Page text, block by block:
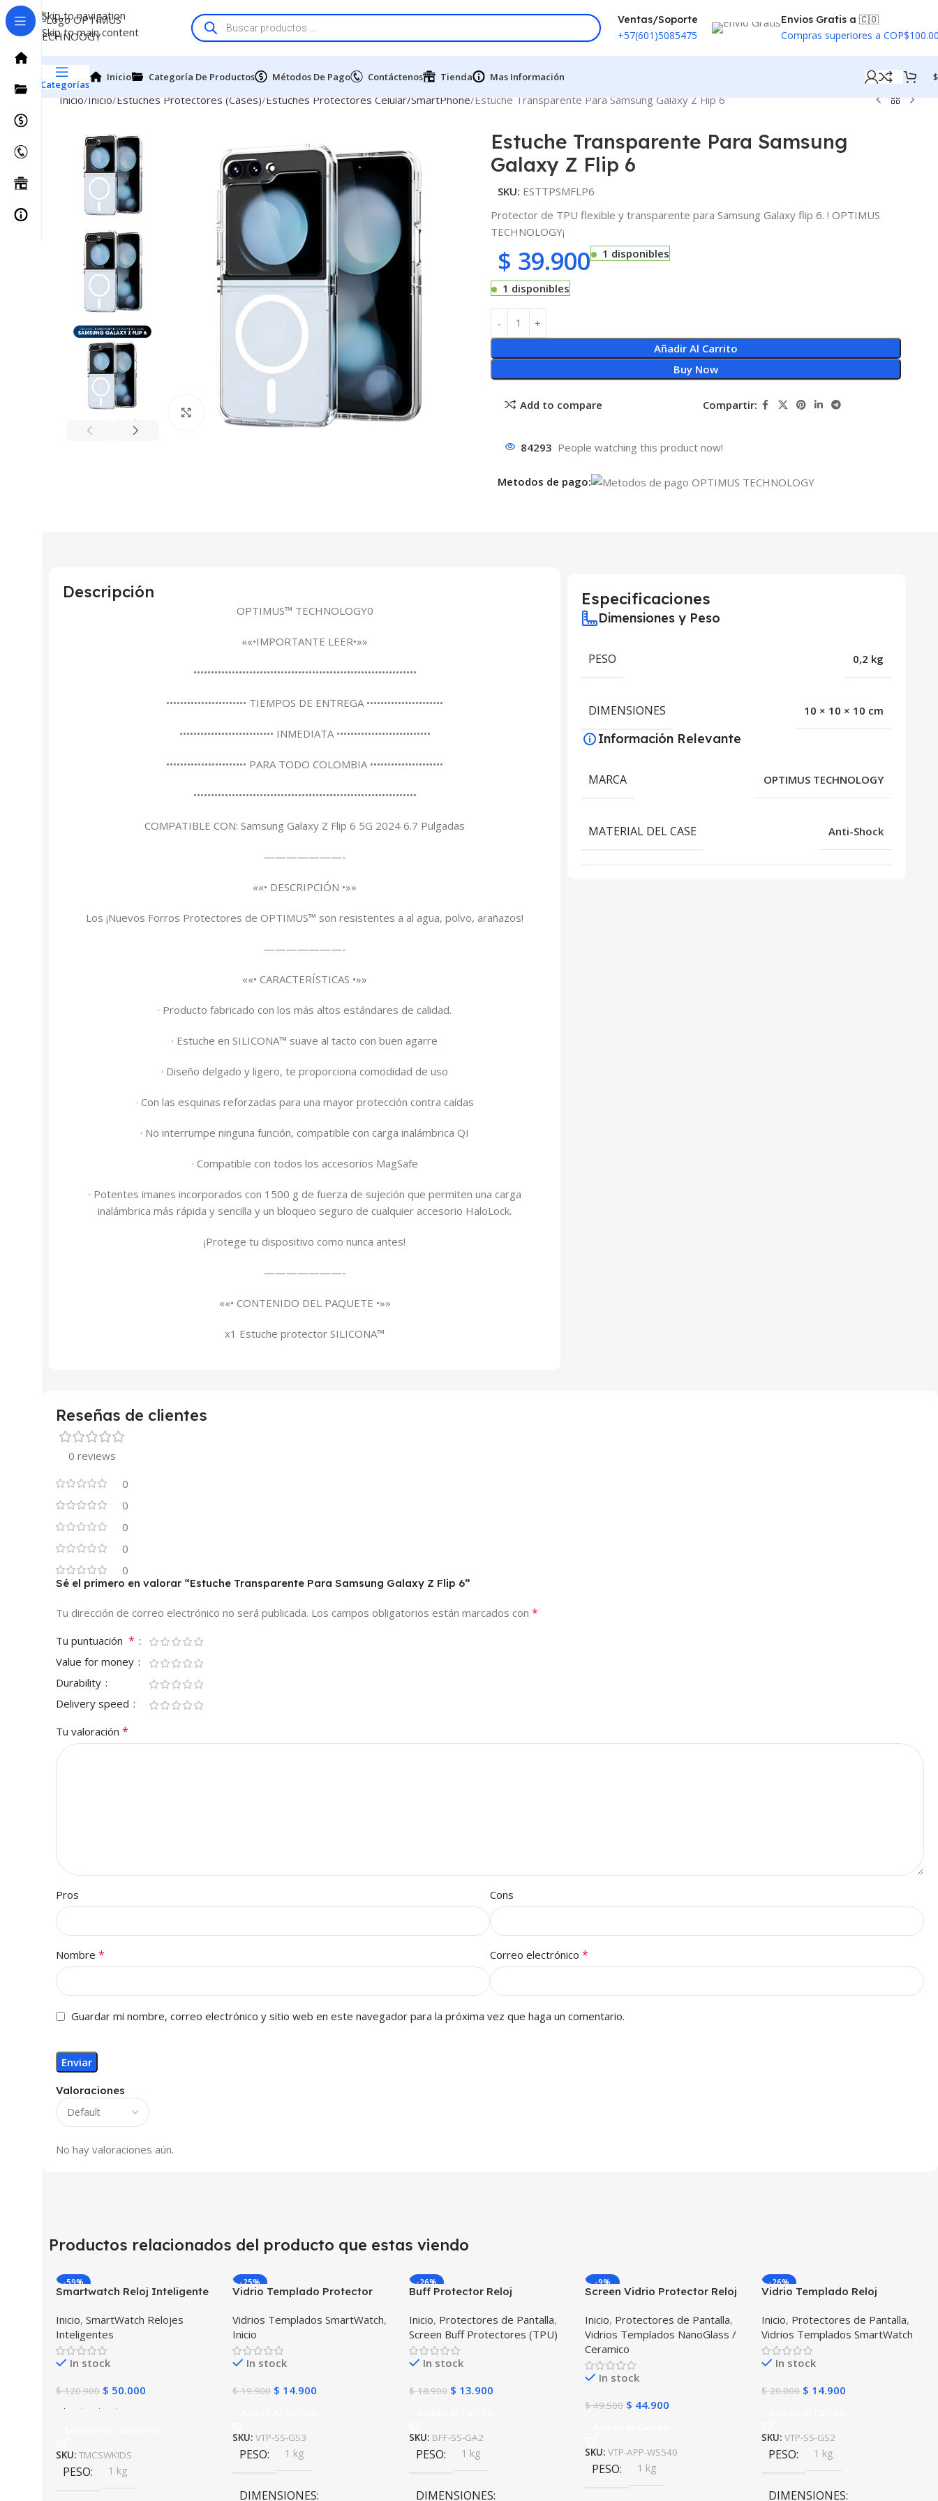
Skip to navigation
Skip to main content
Ventas/Soporte
+57(601)5085475
Envios Gratis a 🇨🇴
Compras superiores a
Categorías
Inicio Categoría De Productos Métodos De Pago Contáctenos Tienda Mas Información $
Inicio Inicio Estuches Protectores (Cases) Estuches Protectores Celular/SmartPhone Estuche Transparente Para Samsung Galaxy Z Flip 6
Click to enlarge
Estuche Transparente Para Samsung
Galaxy Z Flip 6
SKU: ESTTPSMFLP6
Protector de TPU flexible y transparente para Samsung Galaxy flip 6. ! OPTIMUS
TECHNOLOGY¡
$ 39.900 1 disponibles
1 disponibles
Añadir Al Carrito
Buy Now
Add to compare Compartir:
84293 People watching this product now!
Metodos de pago:
Descripción
OPTIMUS™ TECHNOLOGY0
««•IMPORTANTE LEER•»»
••••••••••••••••••••••••••••••••••••••••••••••••••••••••••••••••
••••••••••••••••••••••• TIEMPOS DE ENTREGA ••••••••••••••••••••••
••••••••••••••••••••••••••• INMEDIATA •••••••••••••••••••••••••••
••••••••••••••••••••••• PARA TODO COLOMBIA •••••••••••••••••••••
••••••••••••••••••••••••••••••••••••••••••••••••••••••••••••••••
COMPATIBLE CON: Samsung Galaxy Z Flip 6 5G 2024 6.7 Pulgadas
———————-
««• DESCRIPCIÓN •»»
Los ¡Nuevos Forros Protectores de OPTIMUS™ son resistentes a al agua, polvo, arañazos!
———————-
««• CARACTERÍSTICAS •»»
· Producto fabricado con los más altos estándares de calidad.
· Estuche en SILICONA™ suave al tacto con buen agarre
· Diseño delgado y ligero, te proporciona comodidad de uso
· Con las esquinas reforzadas para una mayor protección contra caídas
· No interrumpe ninguna función, compatible con carga inalámbrica QI
· Compatible con todos los accesorios MagSafe
· Potentes imanes incorporados con 1500 g de fuerza de sujeción que permiten una carga
inalámbrica más rápida y sencilla y un bloqueo seguro de cualquier accesorio HaloLock.
¡Protege tu dispositivo como nunca antes!
———————-
««• CONTENIDO DEL PAQUETE •»»
x1 Estuche protector SILICONA™
Especificaciones
Dimensiones y Peso
PESO 0,2 kg
DIMENSIONES 10 × 10 × 10 cm
Información Relevante
MARCA OPTIMUS TECHNOLOGY
MATERIAL DEL CASE Anti-Shock
Reseñas de clientes
0 reviews
0
0
0
0
0
Valoraciones
No hay valoraciones aún.
Sé el primero en valorar “Estuche Transparente Para Samsung Galaxy Z Flip 6”
Tu dirección de correo electrónico no será publicada. Los campos obligatorios están marcados con *
Tu puntuación *
Value for money
Durability
Delivery speed
Tu valoración *
Pros Cons
Nombre * Correo electrónico *
Guardar mi nombre, correo electrónico y sitio web en este navegador para la próxima vez que haga un comentario.
Productos relacionados del producto que estas viendo
-59%
Smartwatch Reloj Inteligente
SOS
Inicio, SmartWatch Relojes
Inteligentes
In stock
$120.900 $ 50.000
SKU: TMCSWKIDS
PESO 1 kg
-25%
Vidrio Templado Protector
Smartwatch Samsung Gear S3
Frontier
Vidrios Templados SmartWatch,
Inicio
In stock
$19.900 $ 14.900
SKU: VTP-SS-GS3
PESO 1 kg
DIMENSIONES
-26%
Buff Protector Reloj
Samsung Galaxy Watch Active
2
Inicio, Protectores de Pantalla,
Screen Buff Protectores (TPU)
In stock
$18.900 $ 13.900
SKU: BFF-SS-GA2
PESO 1 kg
DIMENSIONES
-9%
Screen Vidrio Protector Reloj
Unidades
Inicio, Protectores de Pantalla,
Vidrios Templados NanoGlass /
Ceramico
In stock
$49.500 $ 44.900
SKU:VTP-APP-WS540
PESO 1 kg
-26%
Vidrio Templado Reloj
Inicio, Protectores de Pantalla,
Vidrios Templados SmartWatch
In stock
$20.000 $ 14.900
SKU:VTP-SS-GS2
PESO 1 kg
DIMENSIONES